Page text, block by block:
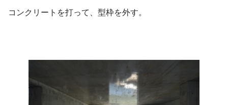
コンクリートを打って、型枠を外す。